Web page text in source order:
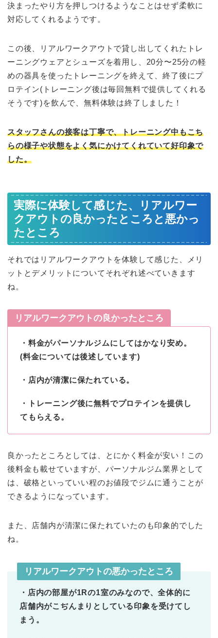
決まったやり方を押しつけるようなことはせず柔軟に
対応してくれるようです。
この後、リアルワークアウトで貸し出してくれたトレ
ーニングウェアとシューズを着用し、20分〜25分の軽
めの器具を使ったトレーニングを終えて、終了後にプ
ロテイン(トレーニング後は毎回無料で提供してくれる
そうです)を飲んで、無料体験は終了しました！
スタッフさんの接客は丁寧で、トレーニング中もこち
らの様子や状態をよく気にかけてくれていて好印象で
した。
実際に体験して感じた、リアルワー
クアウトの良かったところと悪かっ
たところ
それではリアルワークアウトを体験して感じた、メリ
ットとデメリットについてそれぞれ述べていきます
ね。
リアルワークアウトの良かったところ
・料金がパーソナルジムにしてはかなり安め。
(料金については後述しています)
・店内が清潔に保たれている。
・トレーニング後に無料でプロテインを提供し
てもらえる。
良かったところとしては、とにかく料金が安い！この
後料金も載せていますが、パーソナルジム業界として
は、破格といっていい程のお値段でジムに通うことが
できるようになっています。
また、店舗内が清潔に保たれていたのも印象的でした
ね。
リアルワークアウトの悪かったところ
・店内の部屋が1Rの1室のみなので、全体的に
店舗内がこぢんまりとしている印象を受けてし
まう。